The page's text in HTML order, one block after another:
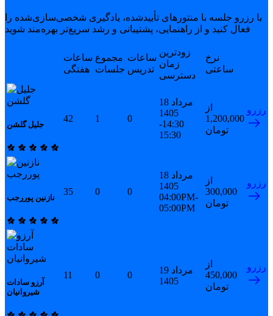
با رزرو جلسه با منتورهای تأییدشده، یادگیری شخصی‌سازی‌شده را
فعال کنید و از راهنمایی، پشتیبانی و رشد سریع‌تر بهره‌مند شوید
ساعات
هفتگی
مجموع
جلسات
ساعات
تدریس
زودترین
زمان
دسترسی
نرخ
ساعتی
جلیل گلشن
42 1 0
18 مرداد
1405
14:30-
15:30
از
1,200,000
تومان
رزرو
نازنین پوررجب
35 0 0
18 مرداد
1405
04:00PM-
05:00PM
از
300,000
تومان
رزرو
آرزو سادات
شیروانیان
11 0 0
19 مرداد
1405
از
450,000
تومان
رزرو